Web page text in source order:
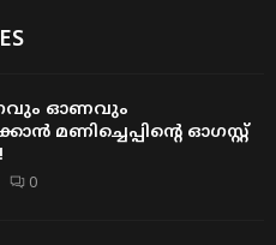
ഓണവും
മണിച്ചെപ്പിന്റെ ഓഗസ്റ്റ്
0